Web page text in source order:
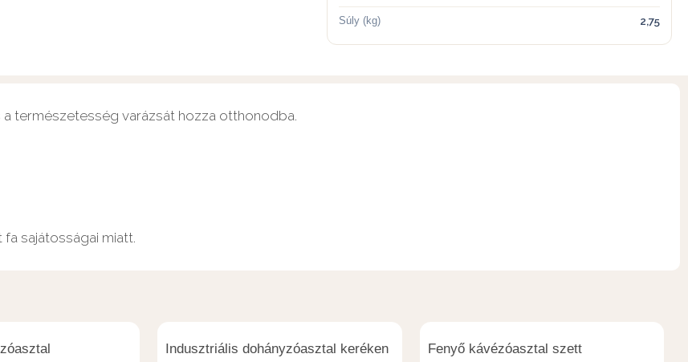
Súly (kg) 2,75
a természetesség varázsát hozza otthonodba.
sajátosságai miatt.
Indusztriális dohányzóasztal keréken Fenyő kávézóasztal szett